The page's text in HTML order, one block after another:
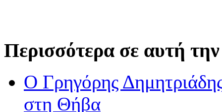
Περισσότερα σε αυτή
O Γρηγόρης
στη Θήβα